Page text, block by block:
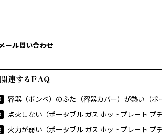
関連するFAQ
容器（ボンベ）のふた（容器カバー）が熱い（ポ
点火しない（ポータブル ガス ホットプレート プチ
火力が弱い（ポータブル ガス ホットプレート プチ